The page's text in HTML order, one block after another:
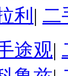
利 | 二
途观|